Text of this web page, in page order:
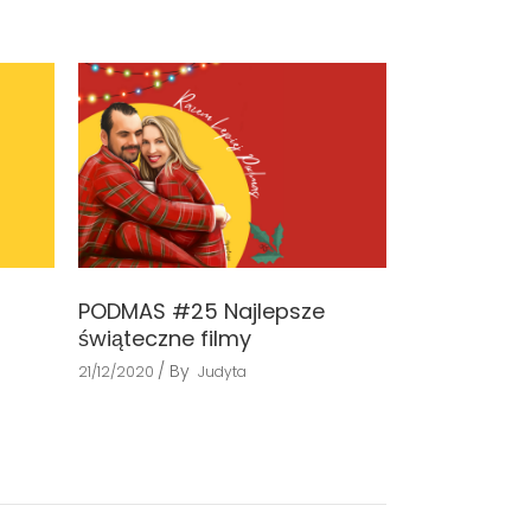
PODMAS #25 Najlepsze
świąteczne filmy
21/12/2020 By Judyta